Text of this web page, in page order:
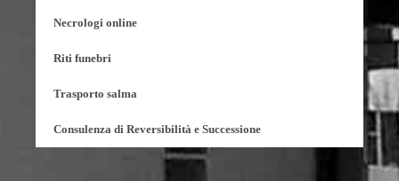
Necrologi online
Riti funebri
Trasporto salma
Consulenza di Reversibilità e Successione